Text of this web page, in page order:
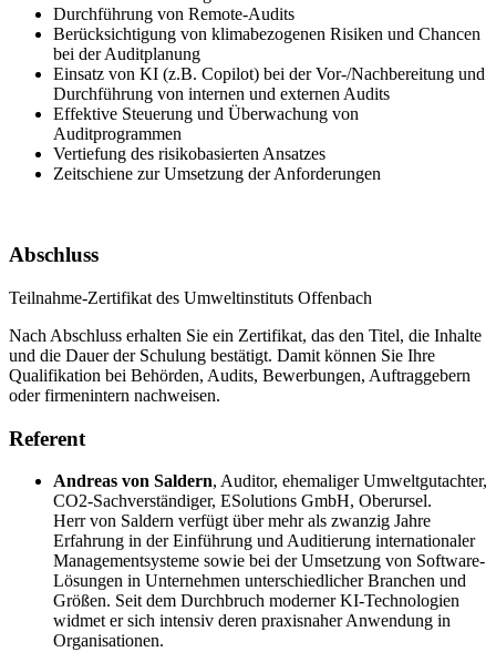
Durchführung von Remote-Audits
Berücksichtigung von klimabezogenen Risiken und Chancen
bei der Auditplanung
Einsatz von KI (z.B. Copilot) bei der Vor-/Nachbereitung und
Durchführung von internen und externen Audits
Effektive Steuerung und Überwachung von
Auditprogrammen
Vertiefung des risikobasierten Ansatzes
Zeitschiene zur Umsetzung der Anforderungen
Abschluss
Teilnahme-Zertifikat des Umweltinstituts Offenbach
Nach Abschluss erhalten Sie ein Zertifikat, das den Titel, die Inhalte
und die Dauer der Schulung bestätigt. Damit können Sie Ihre
Qualifikation bei Behörden, Audits, Bewerbungen, Auftraggebern
oder firmenintern nachweisen.
Referent
Andreas von Saldern, Auditor, ehemaliger Umweltgutachter,
CO2-Sachverständiger, ESolutions GmbH, Oberursel.
Herr von Saldern verfügt über mehr als zwanzig Jahre
Erfahrung in der Einführung und Auditierung internationaler
Managementsysteme sowie bei der Umsetzung von Software-
Lösungen in Unternehmen unterschiedlicher Branchen und
Größen. Seit dem Durchbruch moderner KI-Technologien
widmet er sich intensiv deren praxisnaher Anwendung in
Organisationen.